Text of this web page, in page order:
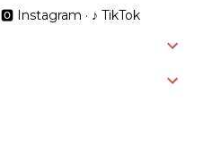
🅾 Instagram ‎♪ TikTok